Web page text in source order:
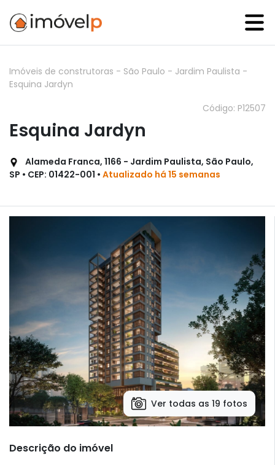
Imóveis de construtoras - São Paulo - Jardim Paulista -
Esquina Jardyn
Código: P12507
Esquina Jardyn
Alameda Franca, 1166 - Jardim Paulista, São Paulo,
SP • CEP: 01422-001 • Atualizado há 15 semanas
Ver todas as 19 fotos
Descrição do imóvel